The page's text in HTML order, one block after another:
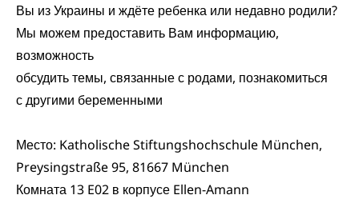
Вы из Украины и ждёте ребенка или недавно родили?
Мы можем предоставить Вам информацию,
возможность
обсудить темы, связанные с родами, познакомиться
с другими беременными
Место: Katholische Stiftungshochschule München,
Preysingstraße 95, 81667 München
Комната 13 E02 в корпусе Ellen-Amann